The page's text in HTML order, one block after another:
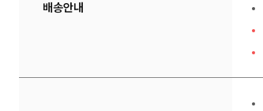
배송안내